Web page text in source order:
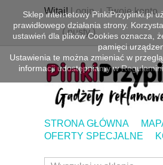
Witaj!Login Twoje konto
( pusty)
STRONA GŁÓWNA
OFERTY SPECJALNE
Sklep internetowy PinkiPrzypinki.pl
prawidłowego działania strony.
ustawień dla plików Cookies oznacza,
pamięci
Ustawienia te można zmieniać w
informacji udostępniamy w